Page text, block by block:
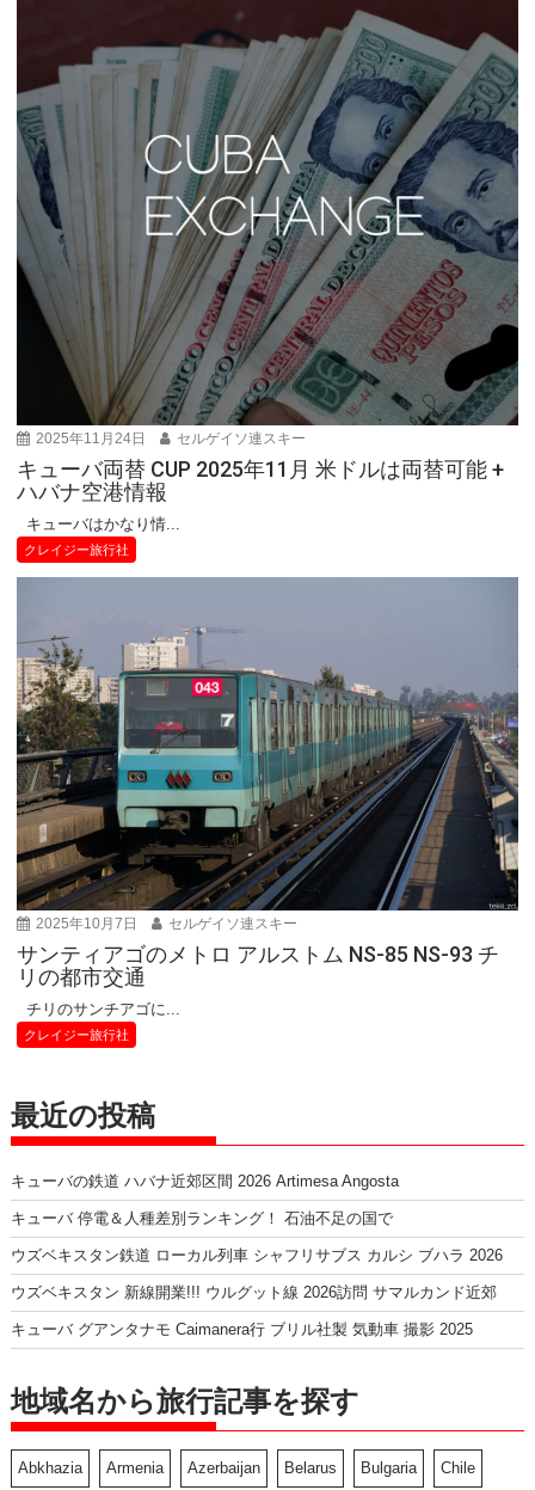
2025年11月24日 セルゲイソ連スキー
キューバ両替 CUP 2025年11月 米ドルは両替可能 +
ハバナ空港情報
キューバはかなり情...
クレイジー旅行社
2025年10月7日 セルゲイソ連スキー
サンティアゴのメトロ アルストム NS-85 NS-93 チ
リの都市交通
チリのサンチアゴに...
クレイジー旅行社
最近の投稿
キューバの鉄道 ハバナ近郊区間 2026 Artimesa Angosta
キューバ 停電＆人種差別ランキング！ 石油不足の国で
ウズベキスタン鉄道 ローカル列車 シャフリサブス カルシ ブハラ 2026
ウズベキスタン 新線開業!!! ウルグット線 2026訪問 サマルカンド近郊
キューバ グアンタナモ Caimanera行 ブリル社製 気動車 撮影 2025
地域名から旅行記事を探す
Abkhazia Armenia Azerbaijan Belarus Bulgaria Chile